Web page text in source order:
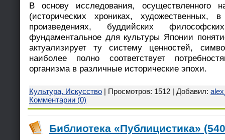
В основу исследования, осуществленного
(исторических хрониках, художественных,
произведениях, буддийских
фундаментальное для культуры Японии
актуализирует ту систему ценностей,
наиболее полно соответствует
организма в различные исторические эпохи.
Культура, Искусство | Просмотров: 1512 | Добавил:
Комментарии (0)
Библиотека «Публицистика»